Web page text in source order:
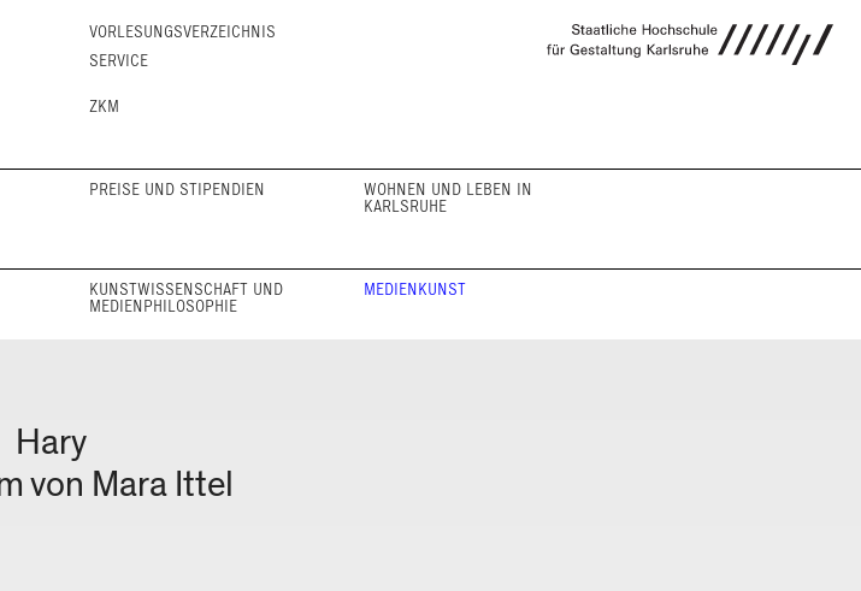
VORLESUNGS­VERZEICHNIS
SERVICE
ZKM
PREISE UND STIPENDIEN
WOHNEN UND LEBEN IN
KARLSRUHE
KUNST­WISSEN­SCHAFT UND
MEDIEN­PHILOSOPHIE
MEDIENKUNST
Hary
von Mara Ittel